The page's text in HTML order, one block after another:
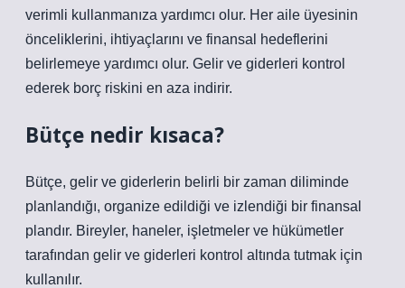
verimli kullanmanıza yardımcı olur. Her aile üyesinin
önceliklerini, ihtiyaçlarını ve finansal hedeflerini
belirlemeye yardımcı olur. Gelir ve giderleri kontrol
ederek borç riskini en aza indirir.
Bütçe nedir kısaca?
Bütçe, gelir ve giderlerin belirli bir zaman diliminde
planlandığı, organize edildiği ve izlendiği bir finansal
plandır. Bireyler, haneler, işletmeler ve hükümetler
tarafından gelir ve giderleri kontrol altında tutmak için
kullanılır.